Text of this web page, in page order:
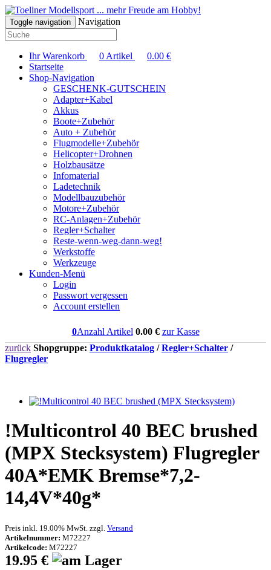
... mehr Freude am Hobby!
Toggle navigation Navigation
Ihr Warenkorb 0 Artikel 0.00 €
Startseite
Shop-Navigation
GESCHENK-GUTSCHEIN
Adapter+Kabel
Akkus
Boote+Zubehör
Auto + Zubehör
Flugmodelle+Zubehör
Helicopter+Drohnen
Holzbausätze
Infomaterial
Ladetechnik
Modellbauzubehör
Motore+Zubehör
RC-Anlagen+Zubehör
Regler+Schalter
Reste-wenn-weg-dann-weg!
Werkstoffe
Werkzeuge
Kunden-Menü
Login
Passwort vergessen
Account erstellen
0Anzahl Artikel 0.00€ zur Kasse
zurück Shopgruppe: Produktkatalog /Regler+Schalter /
Flugregler
!Multicontrol 40 BEC brushed
(MPX Stecksystem) Flugregler
40A*EMK Bremse*7,2-
14,4V*40g*
Preis inkl. 19.00% MwSt. zzgl. Versand
Artikelnummer: M72227
Artikelcode: M72227
19.95 €